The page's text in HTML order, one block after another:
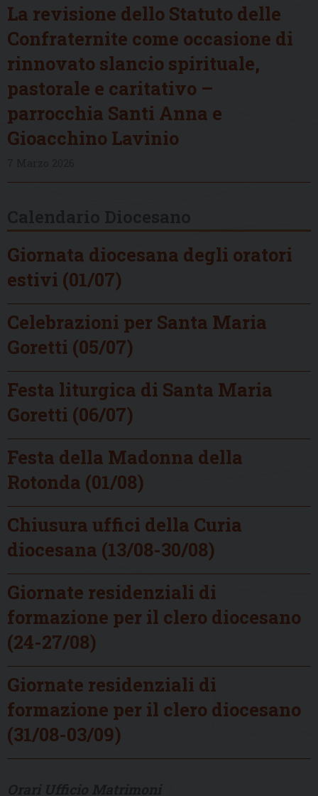
La revisione dello Statuto delle
Confraternite come occasione di
rinnovato slancio spirituale,
pastorale e caritativo –
parrocchia Santi Anna e
Gioacchino Lavinio
Giornata diocesana degli oratori
estivi (01/07)
Celebrazioni per Santa Maria
Goretti (05/07)
Festa liturgica di Santa Maria
Goretti (06/07)
Festa della Madonna della
Rotonda (01/08)
Chiusura uffici della Curia
diocesana (13/08-30/08)
Giornate residenziali di
formazione per il clero diocesano
(24-27/08)
Giornate residenziali di
formazione per il clero diocesano
(31/08-03/09)